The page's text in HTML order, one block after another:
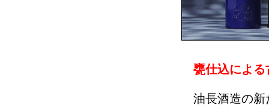
甕仕込による
油長酒造の新